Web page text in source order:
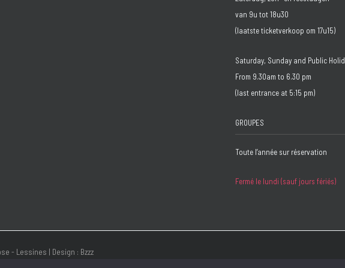
van 9u tot 18u30
(laatste ticketverkoop om 17u15)
Saturday, Sunday and Public
From 9.30am to 6.30 pm
(last entrance at 5:15 pm)
GROUPES
Toute l’année sur réservation
Fermé le lundi (sauf jours fériés)
- Lessines | Design : Bzzz